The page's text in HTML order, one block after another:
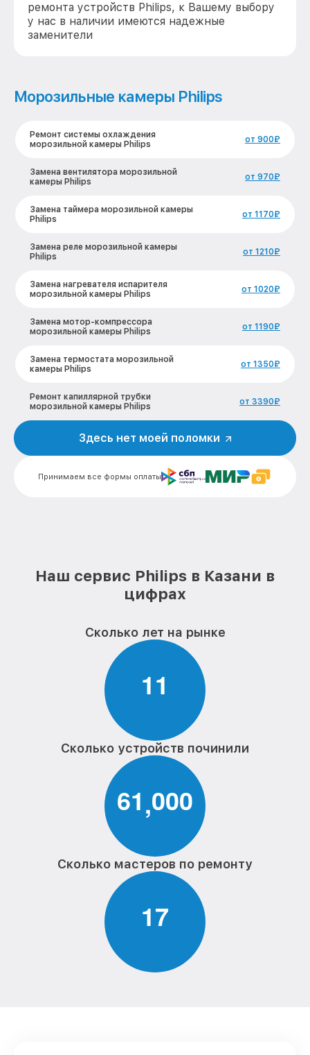
ремонта устройств Philips, к Вашему выбору
у нас в наличии имеются надежные
заменители
Морозильные камеры Philips
Ремонт системы охлаждения
морозильной камеры Philips
от 900₽
Замена вентилятора морозильной
камеры Philips
от 970₽
Замена таймера морозильной камеры
Philips
от 1170₽
Замена реле морозильной камеры
Philips
от 1210₽
Замена нагревателя испарителя
морозильной камеры Philips
от 1020₽
Замена мотор-компрессора
морозильной камеры Philips
от 1190₽
Замена термостата морозильной
камеры Philips
от 1350₽
Ремонт капиллярной трубки
морозильной камеры Philips
от 3390₽
Ремонт электропроводки морозильной
камеры Philips
Заправка фреоном морозильной
камеры Philips
от 2150₽
Замена дисплея (экрана) морозильной
камеры Philips
Принимаем все формы оплаты
Здесь нет моей поломки
Наш сервис Philips в Казани в
цифрах
Сколько лет на рынке
11
Сколько устройств починили
61,000
Сколько мастеров по ремонту
17